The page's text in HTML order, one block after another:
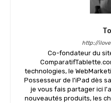
http://
Co-fondateur du
technologies, le
Possesseur de l'iPad dès
je vous fais partager ici
nouveautés produits, les